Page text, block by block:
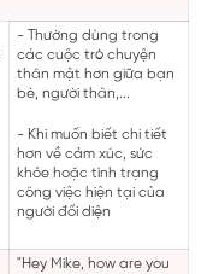
- Thường dùng trong
các cuộc trò chuyện
thân mật hơn giữa bạn
bè, người thân,...
- Khi muốn biết chi tiết
hơn về cảm xúc, sức
khỏe hoặc tình trạng
công việc hiện tại của
người đối diện
"Hey Mike, how are you